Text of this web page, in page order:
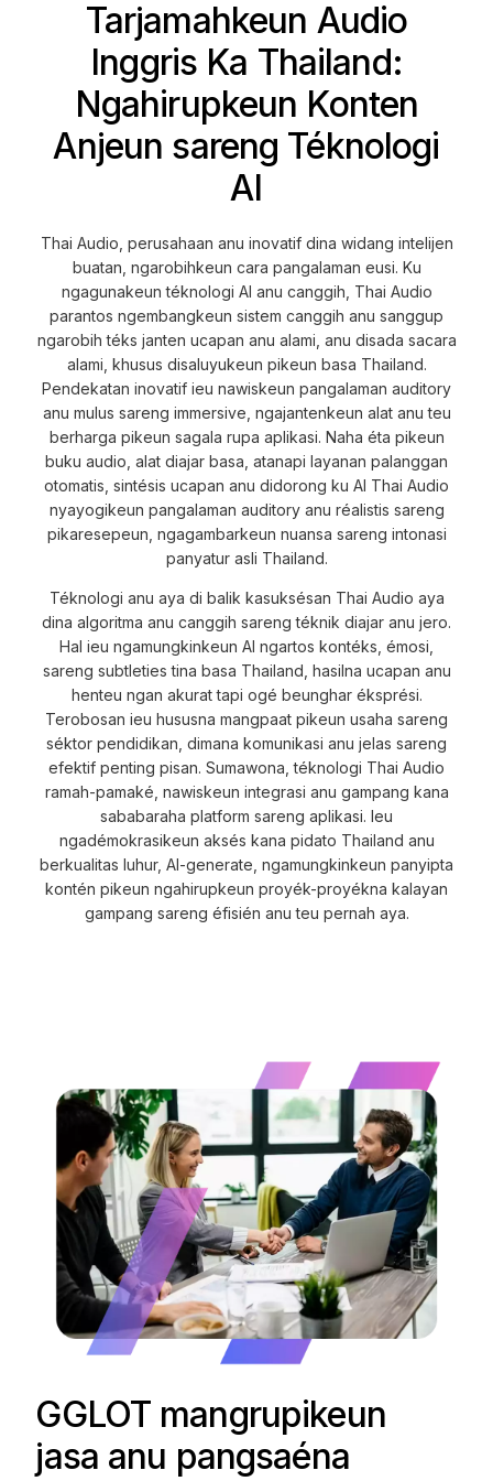
Tarjamahkeun Audio
Inggris Ka Thailand:
Ngahirupkeun Konten
Anjeun sareng Téknologi
AI
Thai Audio, perusahaan anu inovatif dina widang intelijen
buatan, ngarobihkeun cara pangalaman eusi. Ku
ngagunakeun téknologi AI anu canggih, Thai Audio
parantos ngembangkeun sistem canggih anu sanggup
ngarobih téks janten ucapan anu alami, anu disada sacara
alami, khusus disaluyukeun pikeun basa Thailand.
Pendekatan inovatif ieu nawiskeun pangalaman auditory
anu mulus sareng immersive, ngajantenkeun alat anu teu
berharga pikeun sagala rupa aplikasi. Naha éta pikeun
buku audio, alat diajar basa, atanapi layanan palanggan
otomatis, sintésis ucapan anu didorong ku AI Thai Audio
nyayogikeun pangalaman auditory anu réalistis sareng
pikaresepeun, ngagambarkeun nuansa sareng intonasi
panyatur asli Thailand.
Téknologi anu aya di balik kasuksésan Thai Audio aya
dina algoritma anu canggih sareng téknik diajar anu jero.
Hal ieu ngamungkinkeun AI ngartos kontéks, émosi,
sareng subtleties tina basa Thailand, hasilna ucapan anu
henteu ngan akurat tapi ogé beunghar éksprési.
Terobosan ieu hususna mangpaat pikeun usaha sareng
séktor pendidikan, dimana komunikasi anu jelas sareng
efektif penting pisan. Sumawona, téknologi Thai Audio
ramah-pamaké, nawiskeun integrasi anu gampang kana
sababaraha platform sareng aplikasi. Ieu
ngadémokrasikeun aksés kana pidato Thailand anu
berkualitas luhur, AI-generate, ngamungkinkeun panyipta
kontén pikeun ngahirupkeun proyék-proyékna kalayan
gampang sareng éfisién anu teu pernah aya.
GGLOT mangrupikeun
jasa anu pangsaéna